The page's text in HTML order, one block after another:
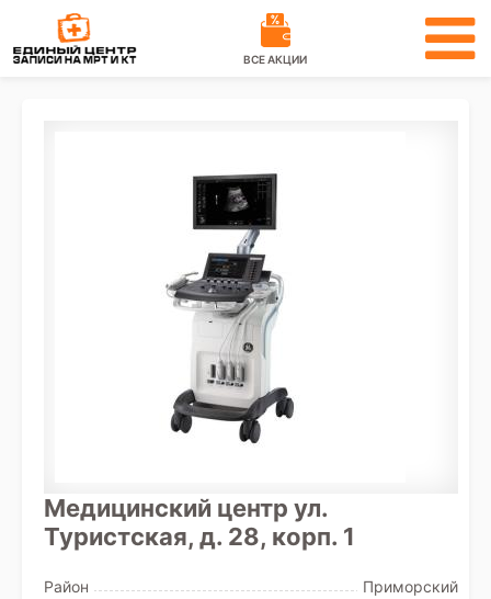
ВСЕ АКЦИИ
Медицинский центр ул.
Туристская, д. 28, корп. 1
Район
Приморский